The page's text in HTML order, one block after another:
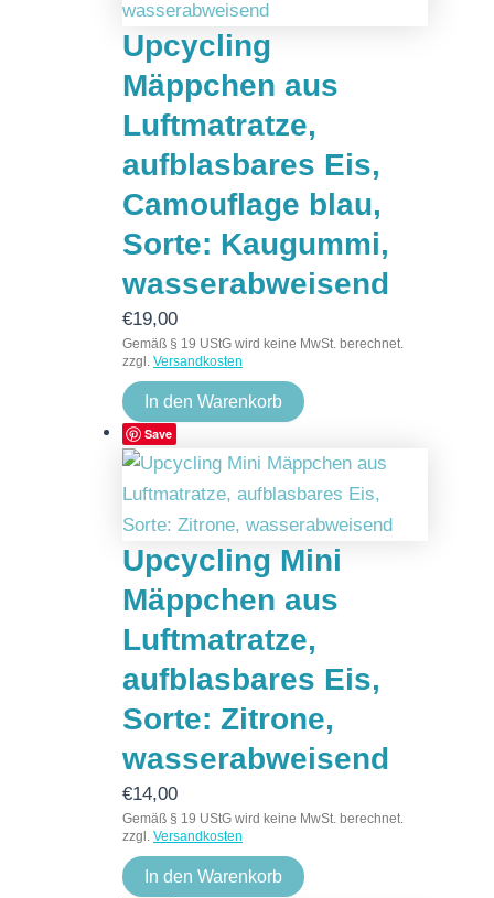
Upcycling
Mäppchen aus
Luftmatratze,
aufblasbares Eis,
Camouflage blau,
Sorte: Kaugummi,
wasserabweisend
€19,00
Gemäß § 19 UStG wird keine MwSt. berechnet.
zzgl. Versandkosten
In den Warenkorb
Save
Upcycling Mini
Mäppchen aus
Luftmatratze,
aufblasbares Eis,
Sorte: Zitrone,
wasserabweisend
€14,00
Gemäß § 19 UStG wird keine MwSt. berechnet.
zzgl. Versandkosten
In den Warenkorb